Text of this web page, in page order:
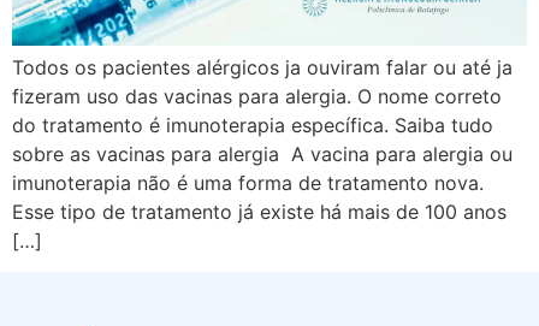
Todos os pacientes alérgicos ja ouviram falar ou até ja
fizeram uso das vacinas para alergia. O nome correto
do tratamento é imunoterapia específica. Saiba tudo
sobre as vacinas para alergia A vacina para alergia ou
imunoterapia não é uma forma de tratamento nova.
Esse tipo de tratamento já existe há mais de 100 anos
[…]